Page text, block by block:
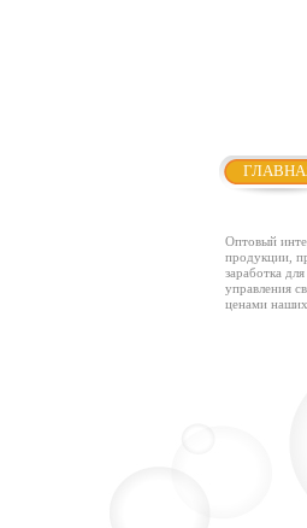
Оптовый
продукции,
заработка
управления
ценами